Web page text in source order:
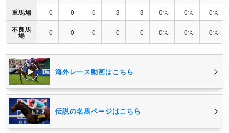
重馬場 0 0 0 3 3 0% 0% 0%
不良馬
場 0 0 0 0 0 0% 0% 0%
海外レース動画はこちら
伝説の名馬ページはこちら